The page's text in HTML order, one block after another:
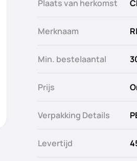
Plaats van herkomst
Merknaam
Min. bestelaantal
Prijs
Verpakking Details
Levertijd